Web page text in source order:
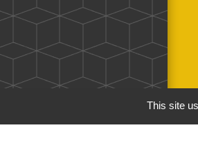
This site